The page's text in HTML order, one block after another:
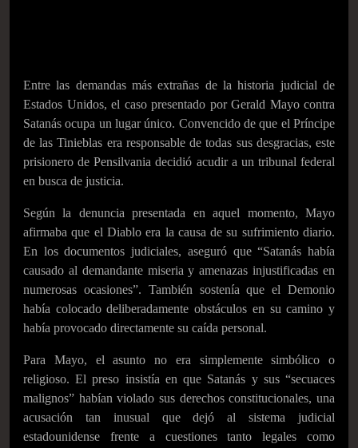
Entre las demandas más extrañas de la historia judicial de
Estados Unidos, el caso presentado por Gerald Mayo contra
Satanás ocupa un lugar único. Convencido de que el Príncipe
de las Tinieblas era responsable de todas sus desgracias, este
prisionero de Pensilvania decidió acudir a un tribunal federal
en busca de justicia.
Según la denuncia presentada en aquel momento, Mayo
afirmaba que el Diablo era la causa de su sufrimiento diario.
En los documentos judiciales, aseguró que “Satanás había
causado al demandante miseria y amenazas injustificadas en
numerosas ocasiones”. También sostenía que el Demonio
había colocado deliberadamente obstáculos en su camino y
había provocado directamente su caída personal.
Para Mayo, el asunto no era simplemente simbólico o
religioso. El preso insistía en que Satanás y sus “secuaces
malignos” habían violado sus derechos constitucionales, una
acusación tan inusual que dejó al sistema judicial
estadounidense frente a cuestiones tanto legales como